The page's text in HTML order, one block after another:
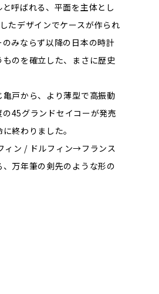
呼ばれる、平面を主体とし
たデザインでケースが作られ
みならず以降の日本の時計
のを確立した、まさに歴史
亀戸から、より薄型で高振動
45グランドセイコーが発売
終わりました。
ィン / ドルフィン→フランス
万年筆の剣先のような形の